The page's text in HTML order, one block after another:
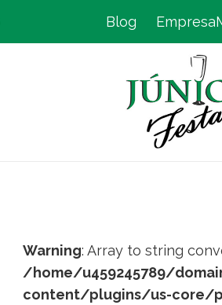
Blog Empresa
Warning: Array to string
/home/u459245789/
content/plugins/us-core/